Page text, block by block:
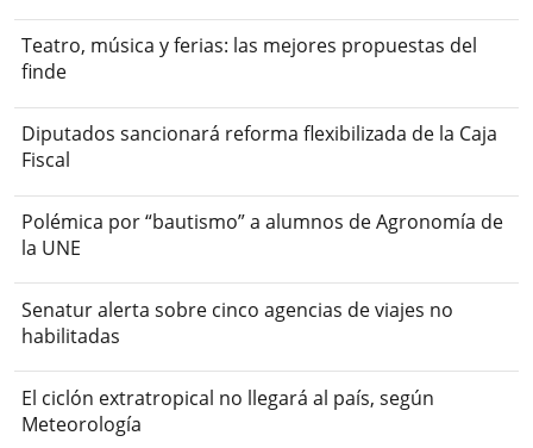
Teatro, música y ferias: las mejores propuestas del
finde
Diputados sancionará reforma flexibilizada de la Caja
Fiscal
Polémica por “bautismo” a alumnos de Agronomía de
la UNE
Senatur alerta sobre cinco agencias de viajes no
habilitadas
El ciclón extratropical no llegará al país, según
Meteorología